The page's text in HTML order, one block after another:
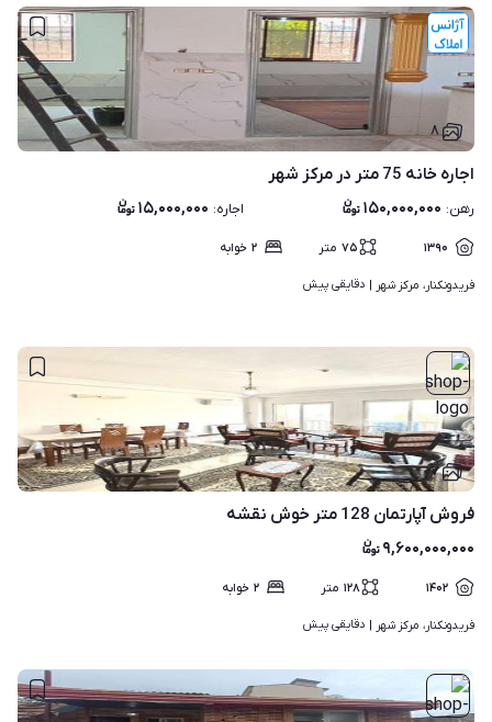
۸
اجاره خانه 75 متر در مرکز شهر
رهن: ۱۵۰,۰۰۰,۰۰۰ اجاره: ۱۵,۰۰۰,۰۰۰
۱۳۹۰ ۷۵ متر ۲ خوابه
فریدونکنار، مرکز شهر | دقایقی پیش
۷
فروش آپارتمان 128 متر خوش نقشه
۹,۶۰۰,۰۰۰,۰۰۰
۱۴۰۲ ۱۲۸ متر ۲ خوابه
فریدونکنار، مرکز شهر | دقایقی پیش